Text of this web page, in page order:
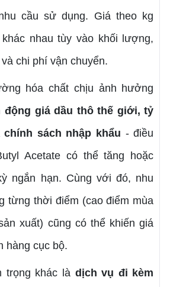
cầu sử dụng. Giá theo kg
nhau tùy vào khối lượng,
chi phí vận chuyển.
hóa chất chịu ảnh hưởng
động giá dầu thô thế giới, tỷ
sách nhập khẩu - điều
Acetate có thể tăng hoặc
ngắn hạn. Cùng với đó, nhu
từng thời điểm (cao điểm mùa
xuất) cũng có thể khiến giá
hàng cục bộ.
trọng khác là dịch vụ đi kèm